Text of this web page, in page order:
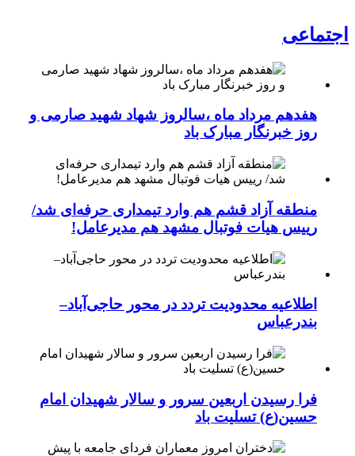
اجتماعی
هفدهم مرداد ماه ،سالروز شهاد شهید صارمی و
روز خبرنگار مبارک باد
منطقه آزاد قشم هم وارد تیمداری حرفه‌ای شد/
رییس هیات فوتبال مشهد هم مدیرعامل!
اطلاعیه محدودیت تردد در محور حاجی‌آباد–
بندرعباس
فرا رسیدن اربعین سرور و سالار شهیدان امام
حسین(ع) تسلیت باد